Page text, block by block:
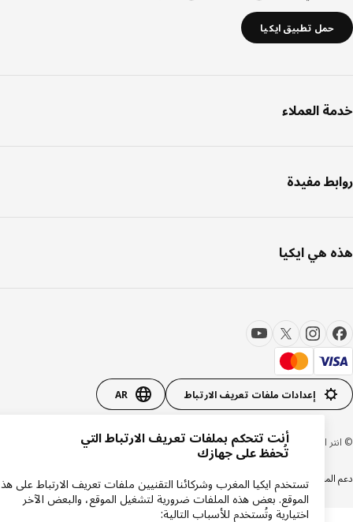
حمل تطبيق ايكيا
العملاء
مفيدة
هي ايكيا
إعدادات ملفات تعريف الارتباط AR
ايكيا سيستمز بي 1999-2026
سياسة الخصوصية سياسة الكوكيز إشعار قانوني شروط وأحكام التسوق عبر الإنترنت
أنت تتحكم بملفات تعريف الارتباط التي
تُحفظ على جهازك
تستخدم ايكيا المغرب وشركائنا التقنيين ملفات تعريف الارتباط على هذا
الموقع. بعض هذه الملفات ضرورية لتشغيل الموقع، والبعض الآخر
اختيارية وتُستخدم للأسباب التالية: